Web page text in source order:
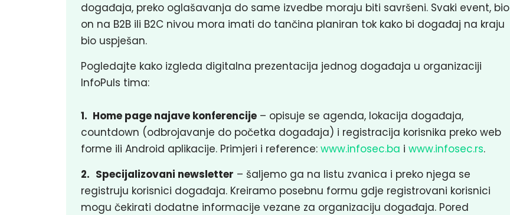
događaja, preko oglašavanja do same izvedbe moraju biti savršeni. Svaki event, bio
on na B2B ili B2C nivou mora imati do tančina planiran tok kako bi događaj na kraju
bio uspješan.
Pogledajte kako izgleda digitalna prezentacija jednog događaja u organizaciji
InfoPuls tima:
1. Home page najave konferencije – opisuje se agenda, lokacija događaja,
countdown (odbrojavanje do početka događaja) i registracija korisnika preko web
forme ili Android aplikacije. Primjeri i reference: www.infosec.ba i www.infosec.rs.
2. Specijalizovani newsletter – šaljemo ga na listu zvanica i preko njega se
registruju korisnici događaja. Kreiramo posebnu formu gdje registrovani korisnici
mogu čekirati dodatne informacije vezane za organizaciju događaja. Pored